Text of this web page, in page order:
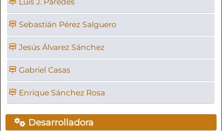
Sebastián Pérez Salguero
Jesús Álvarez Sánchez
Gabriel Casas
Enrique Sánchez Rosa
Desarrolladora